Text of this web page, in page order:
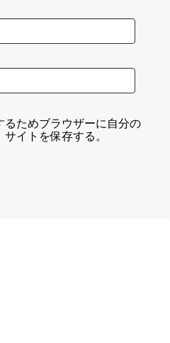
るためブラウザーに自分の
イトを保存する。